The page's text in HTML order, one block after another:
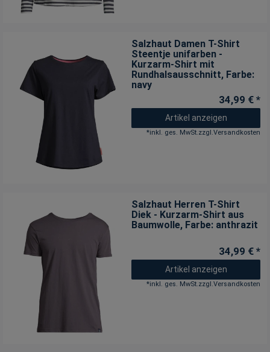
Salzhaut Damen T-Shirt
Steentje unifarben -
Kurzarm-Shirt mit
Rundhalsausschnitt, Farbe:
navy
34,99 € *
Artikel anzeigen
*inkl. ges. MwSt.zzgl.Versandkosten
Salzhaut Herren T-Shirt
Diek - Kurzarm-Shirt aus
Baumwolle, Farbe: anthrazit
34,99 € *
Artikel anzeigen
*inkl. ges. MwSt.zzgl.Versandkosten